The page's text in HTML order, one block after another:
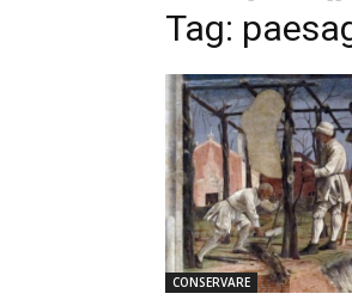
Tag:
CONSERVARE